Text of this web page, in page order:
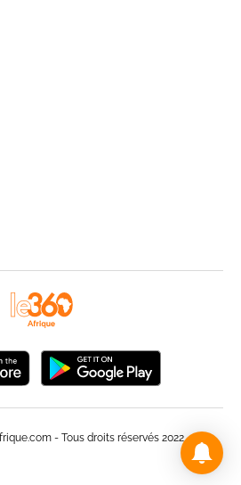
- Tous droits réservés 2022